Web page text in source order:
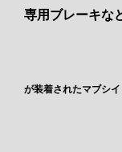
専用ブレーキな
が装着されたマブシ